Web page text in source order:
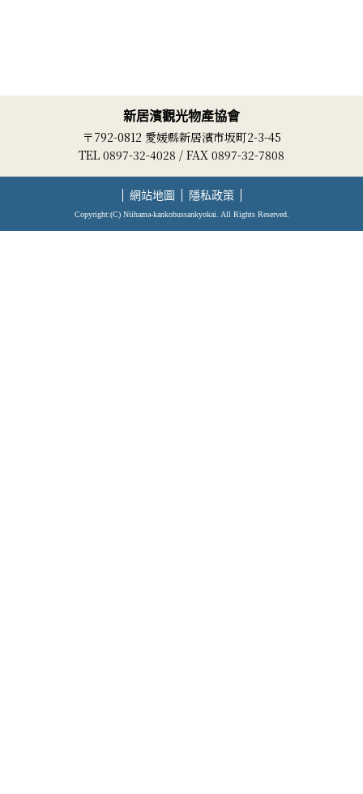
新居濱觀光物產協會
〒792-0812 愛媛縣新居濱市坂町2-3-45
TEL 0897-32-4028 / FAX 0897-32-7808
網站地圖 隱私政策
Copyright:(C) Niihama-kankobussankyokai. All Rights Reserved.